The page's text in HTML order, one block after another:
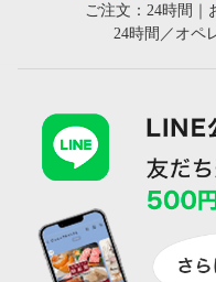
ご注文：24時間
24時間／オペ